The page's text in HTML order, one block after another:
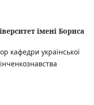
імені Бориса
кафедри української